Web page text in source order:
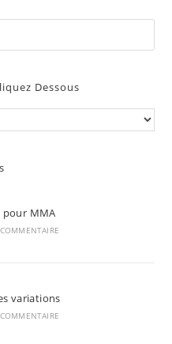
the
Dessous
pour MMA
variations